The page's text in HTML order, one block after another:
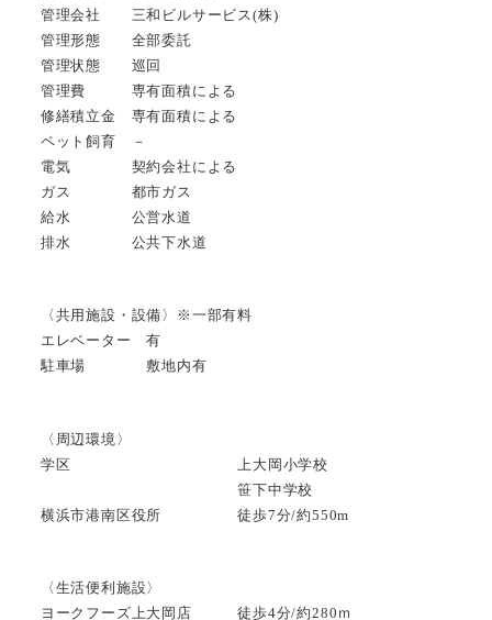
管理会社 三和ビルサービス(株)
管理形態 全部委託
管理状態 巡回
管理費 専有面積による
修繕積立金 専有面積による
ペット飼育 －
電気 契約会社による
ガス 都市ガス
給水 公営水道
排水 公共下水道
〈共用施設・設備〉※一部有料
エレベーター 有
駐車場 敷地内有
〈周辺環境〉
学区 上大岡小学校
笹下中学校
横浜市港南区役所 徒歩7分/約550m
〈生活便利施設〉
ヨークフーズ上大岡店 徒歩4分/約280ｍ